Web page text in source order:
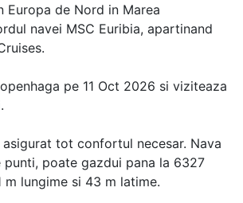
Europa de Nord in Marea
navei MSC Euribia, apartinand
pe 11 Oct 2026 si viziteaza
tot confortul necesar. Nava
punti, poate gazdui pana la 6327
m lungime si 43 m latime.